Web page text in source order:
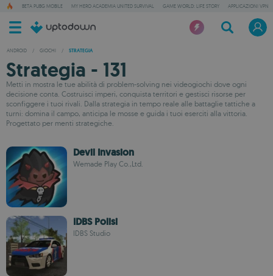
BETA PUBG MOBILE MY HERO ACADEMIA UNITED SURVIVAL GAME WORLD: LIFE STORY APPLICAZIONI VPN
ANDROID / GIOCHI / STRATEGIA
Strategia - 131
Metti in mostra le tue abilità di problem-solving nei videogiochi dove ogni
decisione conta. Costruisci imperi, conquista territori e gestisci risorse per
sconfiggere i tuoi rivali. Dalla strategia in tempo reale alle battaglie tattiche a
turni: domina il campo, anticipa le mosse e guida i tuoi eserciti alla vittoria.
Progettato per menti strategiche.
Devil Invasion
Wemade Play Co.,Ltd.
IDBS Polisi
IDBS Studio